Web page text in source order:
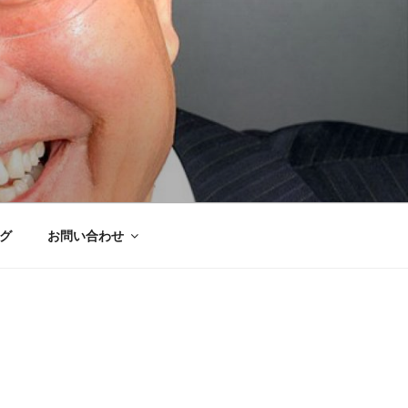
お問い合わせ